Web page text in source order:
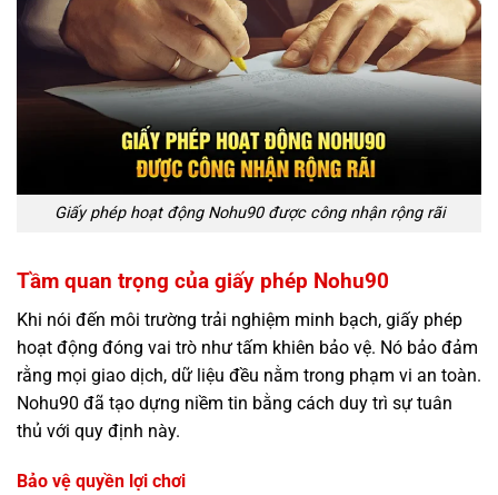
Giấy phép hoạt động Nohu90 được công nhận rộng rãi
Tầm quan trọng của giấy phép Nohu90
Khi nói đến môi trường trải nghiệm minh bạch, giấy phép
hoạt động đóng vai trò như tấm khiên bảo vệ. Nó bảo đảm
rằng mọi giao dịch, dữ liệu đều nằm trong phạm vi an toàn.
Nohu90 đã tạo dựng niềm tin bằng cách duy trì sự tuân
thủ với quy định này.
Bảo vệ quyền lợi chơi